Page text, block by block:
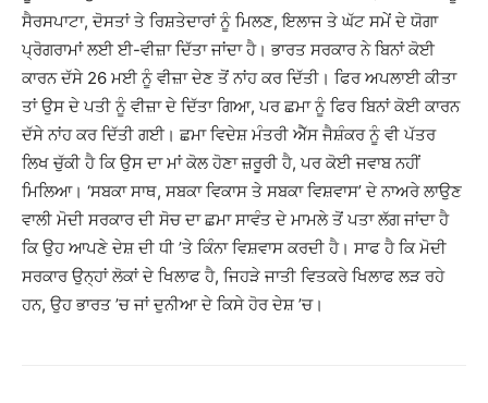
ਸੈਰਸਪਾਟਾ, ਦੋਸਤਾਂ ਤੇ ਰਿਸ਼ਤੇਦਾਰਾਂ ਨੂੰ ਮਿਲਣ, ਇਲਾਜ ਤੇ ਘੱਟ ਸਮੇਂ ਦੇ ਯੋਗਾ
ਪ੍ਰੋਗਰਾਮਾਂ ਲਈ ਈ-ਵੀਜ਼ਾ ਦਿੱਤਾ ਜਾਂਦਾ ਹੈ। ਭਾਰਤ ਸਰਕਾਰ ਨੇ ਬਿਨਾਂ ਕੋਈ
ਕਾਰਨ ਦੱਸੇ 26 ਮਈ ਨੂੰ ਵੀਜ਼ਾ ਦੇਣ ਤੋਂ ਨਾਂਹ ਕਰ ਦਿੱਤੀ। ਫਿਰ ਅਪਲਾਈ ਕੀਤਾ
ਤਾਂ ਉਸ ਦੇ ਪਤੀ ਨੂੰ ਵੀਜ਼ਾ ਦੇ ਦਿੱਤਾ ਗਿਆ, ਪਰ ਛਮਾ ਨੂੰ ਫਿਰ ਬਿਨਾਂ ਕੋਈ ਕਾਰਨ
ਦੱਸੇ ਨਾਂਹ ਕਰ ਦਿੱਤੀ ਗਈ। ਛਮਾ ਵਿਦੇਸ਼ ਮੰਤਰੀ ਐੱਸ ਜੈਸ਼ੰਕਰ ਨੂੰ ਵੀ ਪੱਤਰ
ਲਿਖ ਚੁੱਕੀ ਹੈ ਕਿ ਉਸ ਦਾ ਮਾਂ ਕੋਲ ਹੋਣਾ ਜ਼ਰੂਰੀ ਹੈ, ਪਰ ਕੋਈ ਜਵਾਬ ਨਹੀਂ
ਮਿਲਿਆ। ‘ਸਬਕਾ ਸਾਥ, ਸਬਕਾ ਵਿਕਾਸ ਤੇ ਸਬਕਾ ਵਿਸ਼ਵਾਸ’ ਦੇ ਨਾਅਰੇ ਲਾਉਣ
ਵਾਲੀ ਮੋਦੀ ਸਰਕਾਰ ਦੀ ਸੋਚ ਦਾ ਛਮਾ ਸਾਵੰਤ ਦੇ ਮਾਮਲੇ ਤੋਂ ਪਤਾ ਲੱਗ ਜਾਂਦਾ ਹੈ
ਕਿ ਉਹ ਆਪਣੇ ਦੇਸ਼ ਦੀ ਧੀ ’ਤੇ ਕਿੰਨਾ ਵਿਸ਼ਵਾਸ ਕਰਦੀ ਹੈ। ਸਾਫ ਹੈ ਕਿ ਮੋਦੀ
ਸਰਕਾਰ ਉਨ੍ਹਾਂ ਲੋਕਾਂ ਦੇ ਖਿਲਾਫ ਹੈ, ਜਿਹੜੇ ਜਾਤੀ ਵਿਤਕਰੇ ਖਿਲਾਫ ਲੜ ਰਹੇ
ਹਨ, ਉਹ ਭਾਰਤ ’ਚ ਜਾਂ ਦੁਨੀਆ ਦੇ ਕਿਸੇ ਹੋਰ ਦੇਸ਼ ’ਚ।